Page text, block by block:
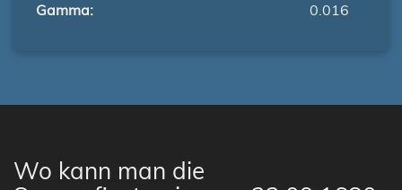
Gamma:
0.016
Wo kann man die